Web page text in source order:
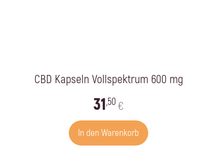
CBD Kapseln Vollspektrum 600 mg
31,50 €
In den Warenkorb